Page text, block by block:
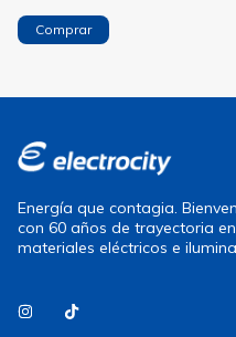
Energía que contagia.
con 60 años de trayectoria
materiales eléctricos e